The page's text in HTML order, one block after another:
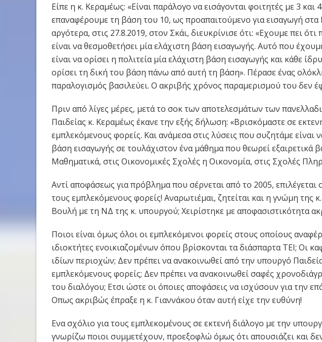
Είπε η κ. Κεραμέως: «Είναι παράλογο να εισάγονται φοιτητές με 3
επαναφέρουμε τη βάση του 10, ως προαπαιτούμενο για εισαγωγή στα
αργότερα, στις 27.8.2019, στον Σκάι, διευκρίνισε ότι: «Εχουμε πει
είναι να θεσμοθετήσει μία ελάχιστη βάση εισαγωγής. Αυτό που
είναι να ορίσει η πολιτεία μία ελάχιστη βάση εισαγωγής και κάθε
ορίσει τη δική του βάση πάνω από αυτή τη βάση». Πέρασε ένας
παραλογισμός βασιλεύει. Ο ακριβής χρόνος παραμερισμού του δεν
Πριν από λίγες μέρες, μετά το σοκ των αποτελεσμάτων των
Παιδείας κ. Κεραμέως έκανε την εξής δήλωση: «Βρισκόμαστε σε
εμπλεκόμενους φορείς. Και ανάμεσα στις λύσεις που συζητάμε είναι
βάση εισαγωγής σε τουλάχιστον ένα μάθημα που θεωρεί εξαιρετικά
Μαθηματικά, στις Οικονομικές Σχολές η Οικονομία, στις Σχολές
Αντί αποφάσεως για πρόβλημα που σέρνεται από το 2005, επιλέγεται
τους εμπλεκόμενους φορείς! Αναρωτιέμαι, ζητείται και η γνώμη της
Βουλή με τη ΝΔ της κ. υπουργού; Χειρίστηκε με αποφασιστικότητα
Ποιοι είναι όμως όλοι οι εμπλεκόμενοι φορείς στους οποίους
ιδιοκτήτες ενοικιαζομένων όπου βρίσκονται τα διάσπαρτα ΤΕΙ; Οι
ιδίων περιοχών; Δεν πρέπει να ανακοινωθεί από την υπουργό
εμπλεκόμενους φορείς; Δεν πρέπει να ανακοινωθεί σαφές
του διαλόγου; Ετσι ώστε οι όποιες αποφάσεις να ισχύσουν για την
Οπως ακριβώς έπραξε η κ. Γιαννάκου όταν αυτή είχε την ευθύνη!
Ενα σχόλιο για τους εμπλεκομένους σε εκτενή διάλογο με την
γνωρίζω ποιοι συμμετέχουν, προεξοφλώ όμως ότι απουσιάζει και